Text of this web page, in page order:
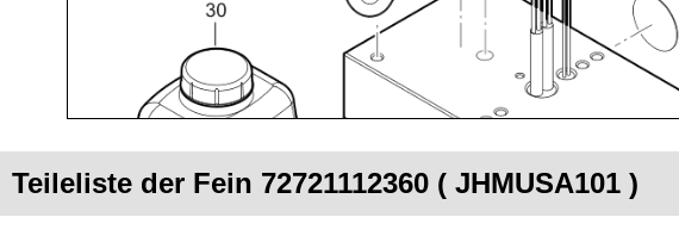
Teileliste der Fein 72721112360 ( JHMUSA101 )